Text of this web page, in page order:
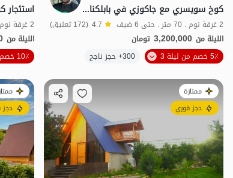
كوخ سويسري مع جاكوزي في بابلكنار - قرآن تالار
2 غرفة نوم . 70 متر . حتى 6 ضيف 4.7 (172 تعليق)
الليلة من 3,200,000 تومان
5٪ خصم من ليلة 3
300+ حجز ناجح الموقع
2 غرفة نوم . 80 متر . حتى 8 ضيف
الليلة من
10٪ خصم من ليلة 3
ممتازة
حجز فوري